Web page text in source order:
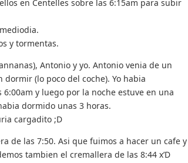
en Centelles sobre las 6:15am para subir
y tormentas.
Antonio y yo. Antonio venia de un
(lo poco del coche). Yo habia
y luego por la noche estuve en una
dormido unas 3 horas.
cargadito ;D
de las 7:50. Asi que fuimos a hacer un cafe y
tambien el cremallera de las 8:44 x’D